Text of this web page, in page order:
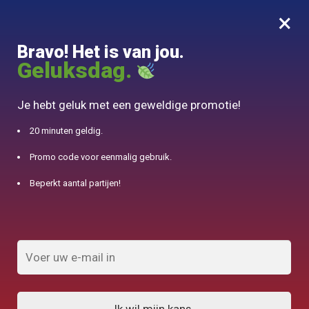
0
10% aangeboden voor 50€ aankopen met DJINN-code10
×
Bravo! Het is van jou.
Geluksdag.
Je hebt geluk met een geweldige promotie!
20 minuten geldig.
Promo code voor eenmalig gebruik.
Beperkt aantal partijen!